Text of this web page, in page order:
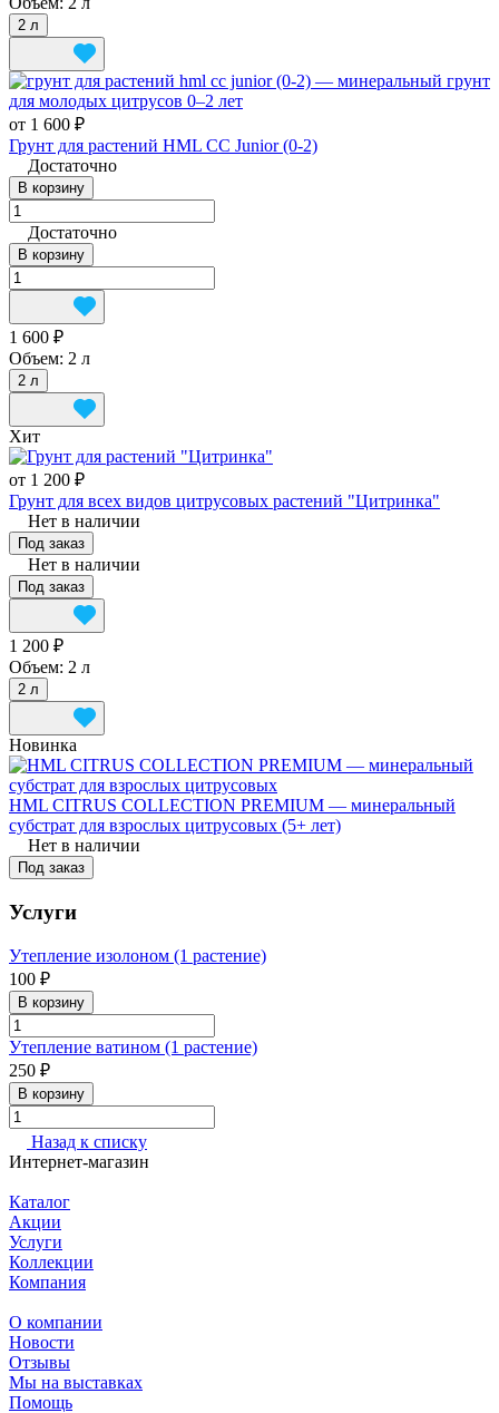
2 л
от 1 600 ₽
Грунт для растений HML CC Junior (0-2)
Достаточно
В корзину
Достаточно
В корзину
1 600 ₽
Объем: 2 л
2 л
Хит
от 1 200 ₽
Грунт для всех видов цитрусовых растений "Цитринка"
Нет в наличии
Под заказ
Нет в наличии
Под заказ
1 200 ₽
Объем: 2 л
2 л
Новинка
HML CITRUS COLLECTION PREMIUM — минеральный
субстрат для взрослых цитрусовых (5+ лет)
Нет в наличии
Под заказ
Услуги
Утепление изолоном (1 растение)
100 ₽
В корзину
Утепление ватином (1 растение)
250 ₽
В корзину
Назад к списку
Интернет-магазин
Каталог
Акции
Услуги
Коллекции
Компания
О компании
Новости
Отзывы
Мы на выставках
Помощь